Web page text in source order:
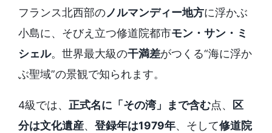
フランス北西部のノルマンディー地方に浮かぶ
小島に、そびえ立つ修道院都市モン・サン・ミ
シェル。世界最大級の干満差がつくる“海に浮か
ぶ聖域”の景観で知られます。
4級では、 正式名に「その湾」まで含む点、
区
分は文化遺産、 登録年は1979年、そして修道院